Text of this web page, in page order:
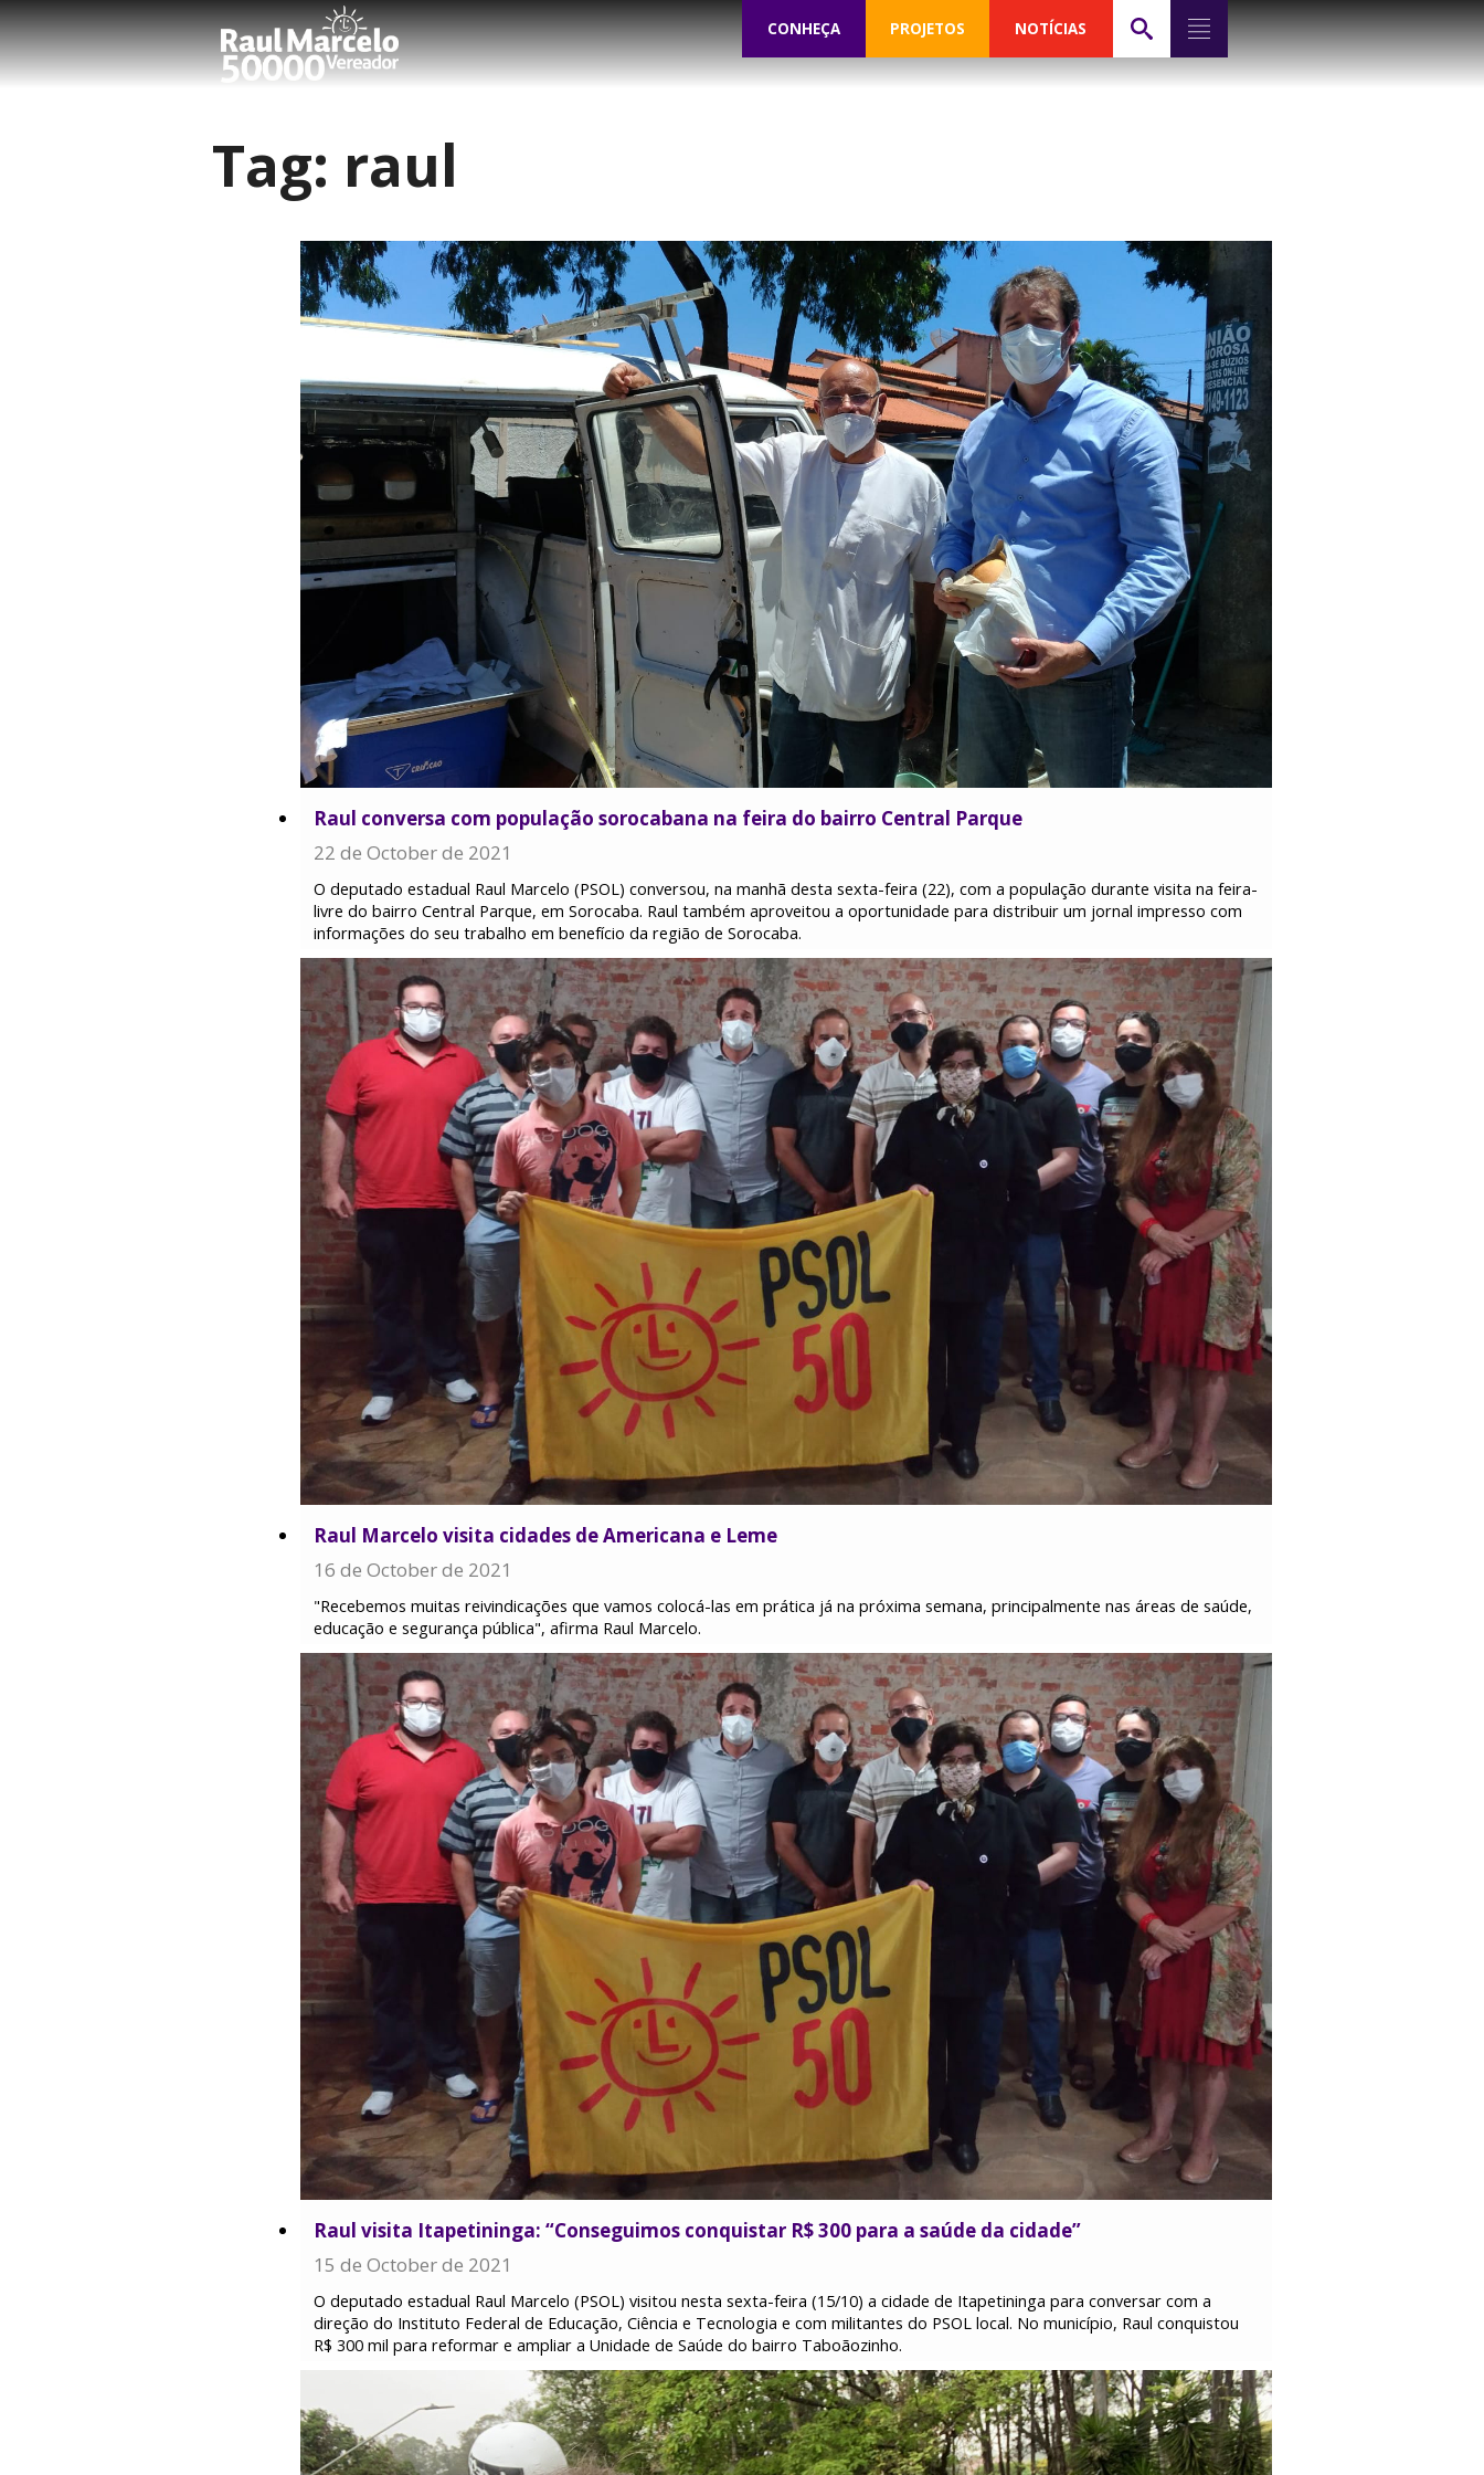
CONHEÇA PROJETOS NOTÍCIAS
Tag: raul
Raul conversa com população sorocabana na feira do bairro Central Parque
22 de October de 2021
O deputado estadual Raul Marcelo (PSOL) conversou, na manhã desta sexta-feira (22), com a população durante visita na feira-
livre do bairro Central Parque, em Sorocaba. Raul também aproveitou a oportunidade para distribuir um jornal impresso com
informações do seu trabalho em benefício da região de Sorocaba.
Raul Marcelo visita cidades de Americana e Leme
16 de October de 2021
"Recebemos muitas reivindicações que vamos colocá-las em prática já na próxima semana, principalmente nas áreas de saúde,
educação e segurança pública", afirma Raul Marcelo.
Raul visita Itapetininga: “Conseguimos conquistar R$ 300 para a saúde da cidade”
15 de October de 2021
O deputado estadual Raul Marcelo (PSOL) visitou nesta sexta-feira (15/10) a cidade de Itapetininga para conversar com a
direção do Instituto Federal de Educação, Ciência e Tecnologia e com militantes do PSOL local. No município, Raul conquistou
R$ 300 mil para reformar e ampliar a Unidade de Saúde do bairro Taboãozinho.